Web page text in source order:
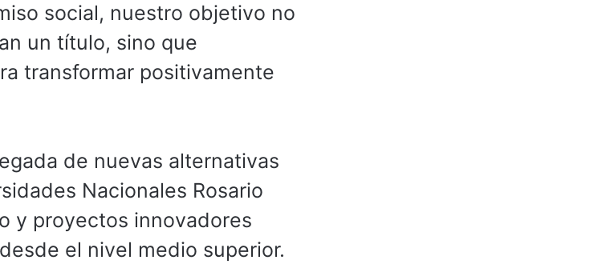
social, nuestro objetivo no
un título, sino que
transformar positivamente
de nuevas alternativas
Nacionales Rosario
y proyectos innovadores
el nivel medio superior.